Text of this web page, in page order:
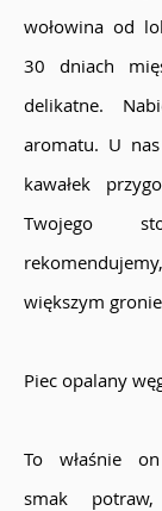
wołowina od
30 dniach
delikatne.
aromatu. U
kawałek
Twojego
większym
Piec opalany
To właśnie
smak